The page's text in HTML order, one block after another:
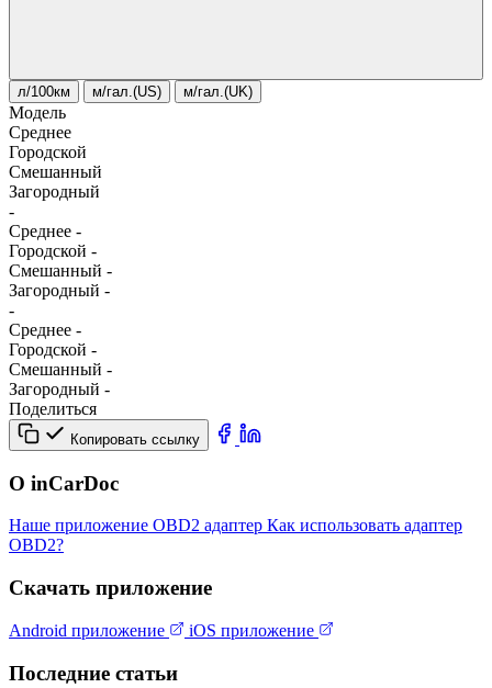
л/100км м/гал.(US) м/гал.(UK)
Модель
Среднее
Городской
Смешанный
Загородный
-
Среднее -
Городской -
Смешанный -
Загородный -
-
Среднее -
Городской -
Смешанный -
Загородный -
Поделиться
Копировать ссылку
О inCarDoc
Наше приложение OBD2 адаптер Как использовать адаптер
OBD2?
Скачать приложение
Android приложение iOS приложение
Последние статьи